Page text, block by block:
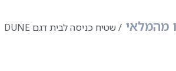
מהמלאי
שטיח כניסה לבית דגם DUNE